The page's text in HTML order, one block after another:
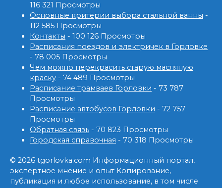
116 321 Просмотры
Основные критерии выбора стальной ванны -
112 585 Просмотры
Контакты - 100 126 Просмотры
Расписания поездов и электричек в Горловке
- 78 005 Просмотры
Чем можно перекрасить старую масляную
краску - 74 489 Просмотры
Расписание трамваев Горловки - 73 787
Просмотры
Расписание автобусов Горловки - 72 757
Просмотры
Обратная связь - 70 823 Просмотры
Городская справочная - 70 318 Просмотры
© 2026 tgorlovka.com Информационный портал,
экспертное мнение и опыт Копирование,
публикация и любое использование, в том числе